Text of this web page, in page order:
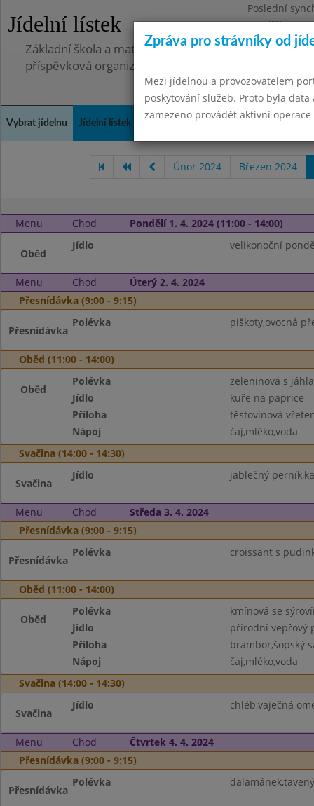
Jídelní lístek
Poslední
Pondělí
Základní škola a mateřská škola, Pavlovice u
příspěvková organizace
Vybrat jídelnu Jídelní lístek Kontakty a informace
Únor 2024 Březen 2024
Menu Chod Pondělí 1. 4. 2024 (11:00 - 14:00)
Oběd
Jídlo velikonoční
Menu Chod
Úterý 2. 4. 2024
Přesnídávka (9:00 - 9:15)
Přesnídávka
Polévka piškoty,ovocná
Oběd (11:00 - 14:00)
Oběd
Polévka
zeleninová s
Jídlo
kuře na paprice
Příloha
těstovinová
Nápoj
čaj,mléko,voda
Svačina (14:00 - 14:30)
Svačina
Jídlo jablečný
Menu Chod
Středa 3. 4. 2024
Přesnídávka (9:00 - 9:15)
Přesnídávka
Polévka croissant s
Oběd (11:00 - 14:00)
Oběd
Polévka
kmínová se
Jídlo
přírodní vepřový
Příloha
brambor,šopský
Nápoj
čaj,mléko,voda
Svačina (14:00 - 14:30)
Svačina
Jídlo chléb,vaječná
Menu Chod
Čtvrtek 4. 4. 2024
Přesnídávka (9:00 - 9:15)
Přesnídávka
Polévka
Zpráva pro strávníky od
Mezi jídelnou a provozovatelem
poskytování služeb. Proto byla
zamezeno provádět aktivní